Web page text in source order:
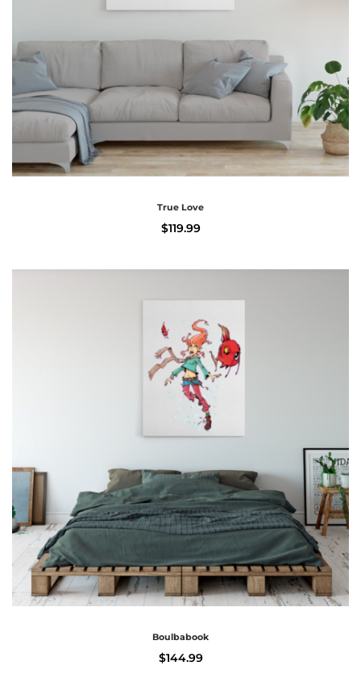
True Love
$119.99
Boulbabook
$144.99